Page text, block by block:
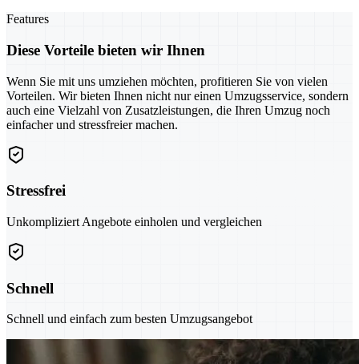
Features
Diese Vorteile bieten wir Ihnen
Wenn Sie mit uns umziehen möchten, profitieren Sie von vielen
Vorteilen. Wir bieten Ihnen nicht nur einen Umzugsservice, sondern
auch eine Vielzahl von Zusatzleistungen, die Ihren Umzug noch
einfacher und stressfreier machen.
Stressfrei
Unkompliziert Angebote einholen und vergleichen
Schnell
Schnell und einfach zum besten Umzugsangebot